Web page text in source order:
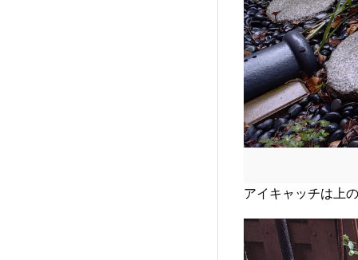
アイキャッチは上